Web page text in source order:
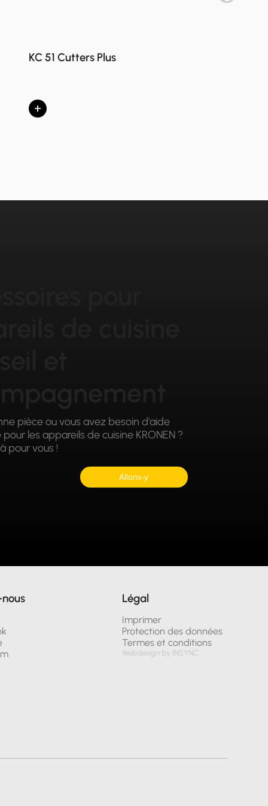
KC 51 Cutters Plus
+
pièce ou vous avez besoin d'aide
les appareils de cuisine KRONEN ?
pour vous !
Allons-y
Légal
Imprimer
Protection des données
Termes et conditions
Webdesign by INSYNC